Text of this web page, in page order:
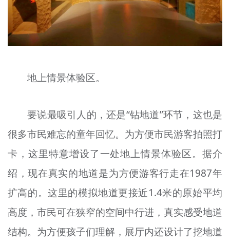
地上情景体验区。
要说最吸引人的，还是“钻地道”环节，这也是
很多市民难忘的童年回忆。为方便市民游客拍照打
卡，这里特意增设了一处地上情景体验区。据介
绍，现在真实的地道是为方便游客行走在1987年
扩高的。这里的模拟地道更接近1.4米的原始平均
高度，市民可在狭窄的空间中行进，真实感受地道
结构。为方便孩子们理解，展厅内还设计了挖地道